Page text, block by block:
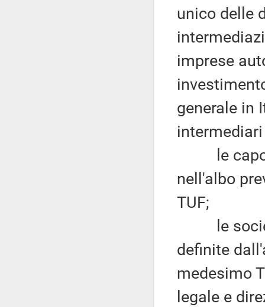
unico delle
imprese
generale in
le
nell'albo
TUF;
le
definite
medesimo
legale e